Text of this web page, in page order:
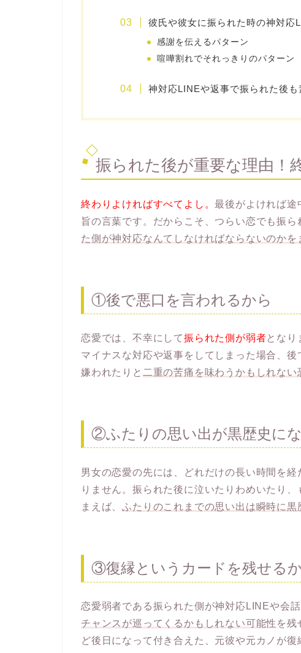
彼氏や彼女に振られた時の神対応
感謝を伝えるパターン
喧嘩割れでそれっきりのパターン
神対応LINEや返事で振られた後も
振られた後が重要な理由！
終わりよければすべてよし。最後がよければ途
旨の言葉です。だからこそ、つらい恋でも振ら
た側が神対応なんてしなければならないのかを
①後で悪口を言われるから
恋愛では、不幸にして振られた側が弱者となり
マイナスな対応や返事をしてしまった場合、
嫌われたりと 二重の苦痛を味わうかもしれない
②ふたりの思い出が黒歴史に
男女の恋愛の先には、どれだけの長い時間を経
りません。振られた後に泣いたりわめいたり
まえば、ふたりのこれまでの思い出は瞬時に黒
③復縁というカードを残せる
恋愛弱者である振られた側が神対応LINEや会
チャンスが巡ってくるかもしれない可能性 を残
ど後日になって付き合えた、元彼や元カノが復